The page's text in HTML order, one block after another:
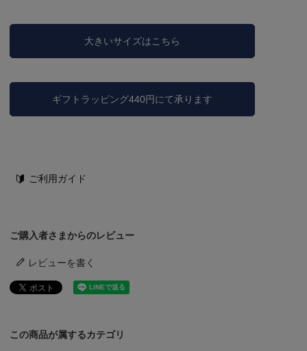
大きいサイズはこちら
ギフトラッピング440円にて承ります
ご利用ガイド
ご購入者さまからのレビュー
レビューを書く
この商品が属するカテゴリ